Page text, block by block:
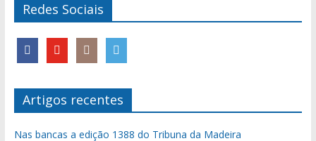
Redes Sociais
Artigos recentes
Nas bancas a edição 1388 do Tribuna da Madeira